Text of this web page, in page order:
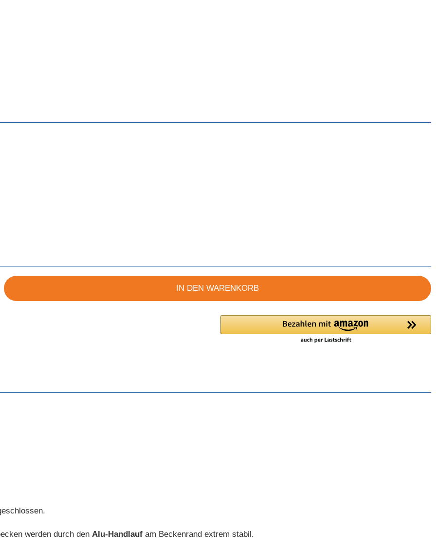
IN DEN WARENKORB
werden durch den Alu-Handlauf am Beckenrand extrem stabil.